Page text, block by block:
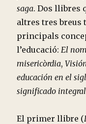
saga. Dos llibres
altres tres breus
principals
l’educació:El
misericòrdia,
educación en el
significado integral
El primer llibre (